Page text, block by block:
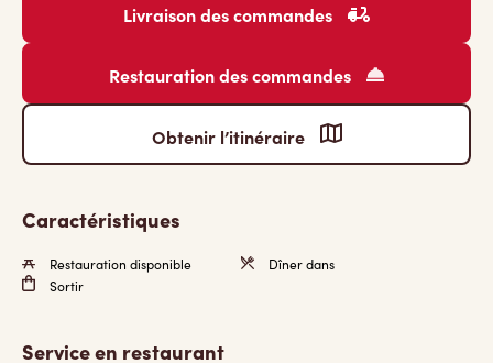
Livraison des commandes
Restauration des commandes
Obtenir l’itinéraire
Caractéristiques
Restauration disponible
Dîner dans
Sortir
Service en restaurant